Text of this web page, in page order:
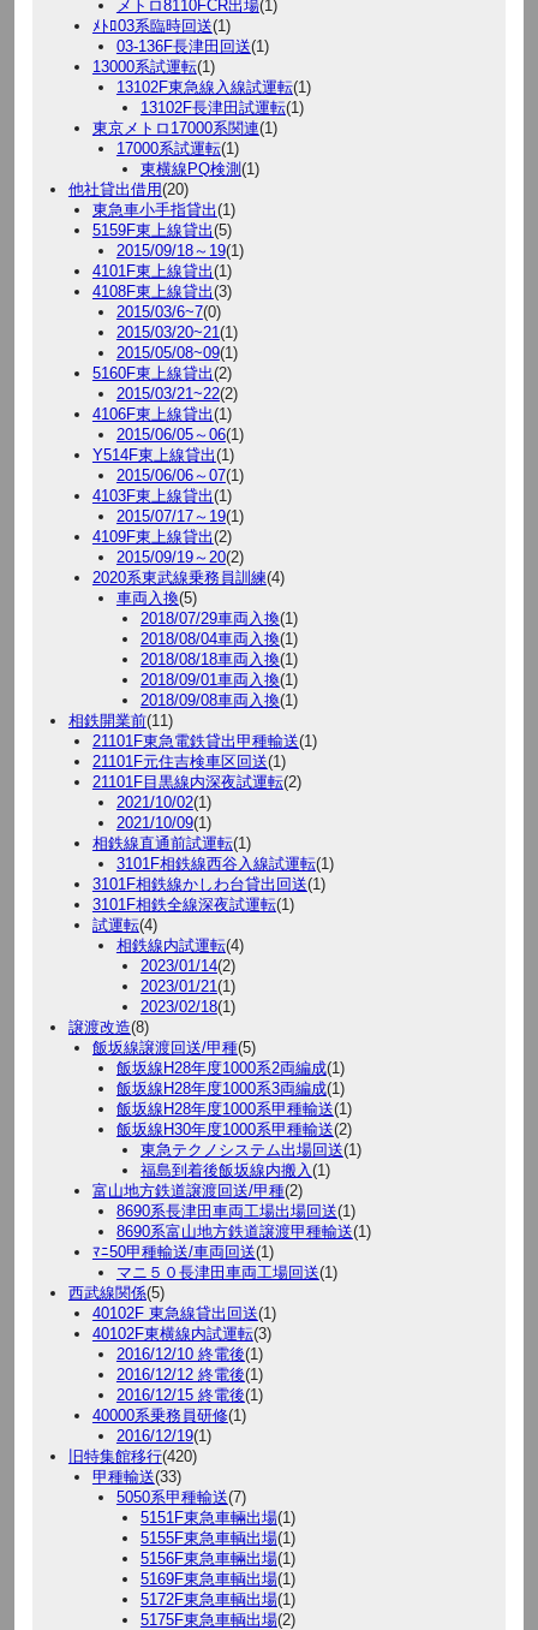
メトロ8110FCR出場(1)
ﾒﾄﾛ03系臨時回送(1)
03-136F長津田回送(1)
13000系試運転(1)
13102F東急線入線試運転(1)
13102F長津田試運転(1)
東京メトロ17000系関連(1)
17000系試運転(1)
東横線PQ検測 (1)
他社貸出借用(20)
東急車小手指貸出(1)
5159F東上線貸出(5)
2015/09/18～19(1)
4101F東上線貸出(1)
4108F東上線貸出(3)
2015/03/6~7(0)
2015/03/20~21(1)
2015/05/08~09(1)
5160F東上線貸出(2)
2015/03/21~22(2)
4106F東上線貸出(1)
2015/06/05～06(1)
Y514F東上線貸出(1)
2015/06/06～07(1)
4103F東上線貸出(1)
2015/07/17～19(1)
4109F東上線貸出(2)
2015/09/19～20(2)
2020系東武線乗務員訓練(4)
車両入換(5)
2018/07/29車両入換(1)
2018/08/04車両入換(1)
2018/08/18車両入換(1)
2018/09/01車両入換(1)
2018/09/08車両入換(1)
相鉄開業前(11)
21101F東急電鉄貸出甲種輸送(1)
21101F元住吉検車区回送(1)
21101F目黒線内深夜試運転(2)
2021/10/02(1)
2021/10/09(1)
相鉄線直通前試運転(1)
3101F相鉄線西谷入線試運転(1)
3101F相鉄線かしわ台貸出回送(1)
3101F相鉄全線深夜試運転(1)
試運転(4)
相鉄線内試運転(4)
2023/01/14(2)
2023/01/21(1)
2023/02/18(1)
譲渡改造(8)
飯坂線譲渡回送/甲種(5)
飯坂線H28年度1000系2両編成(1)
飯坂線H28年度1000系3両編成(1)
飯坂線H28年度1000系甲種輸送(1)
飯坂線H30年度1000系甲種輸送(2)
東急テクノシステム出場回送(1)
福島到着後飯坂線内搬入(1)
富山地方鉄道譲渡回送/甲種(2)
8690系長津田車両工場出場回送(1)
8690系富山地方鉄道譲渡甲種輸送(1)
ﾏﾆ50甲種輸送/車両回送(1)
マニ５０長津田車両工場回送(1)
西武線関係(5)
40102F 東急線貸出回送(1)
40102F東横線内試運転(3)
2016/12/10 終電後(1)
2016/12/12 終電後(1)
2016/12/15 終電後(1)
40000系乗務員研修(1)
2016/12/19(1)
旧特集館移行(420)
甲種輸送(33)
5050系甲種輸送(7)
5151F東急車輛出場(1)
5155F東急車輌出場(1)
5156F東急車輛出場(1)
5169F東急車輌出場(1)
5172F東急車輌出場(1)
5175F東急車輌出場(2)